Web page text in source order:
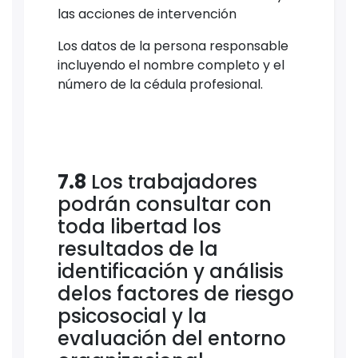
las acciones de intervención
Los datos de la persona responsable
incluyendo el nombre completo y el
número de la cédula profesional.
7.8 Los trabajadores
podrán consultar con
toda libertad los
resultados de la
identificación y análisis
delos factores de riesgo
psicosocial y la
evaluación del entorno